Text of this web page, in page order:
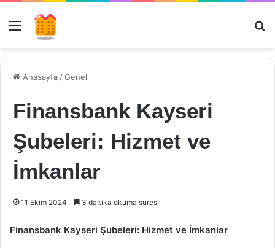
Menü
Anasayfa /Genel
Finansbank Kayseri
Şubeleri: Hizmet ve
İmkanlar
11 Ekim 2024 3 dakika okuma süresi
Finansbank Kayseri Şubeleri: Hizmet ve İmkanlar